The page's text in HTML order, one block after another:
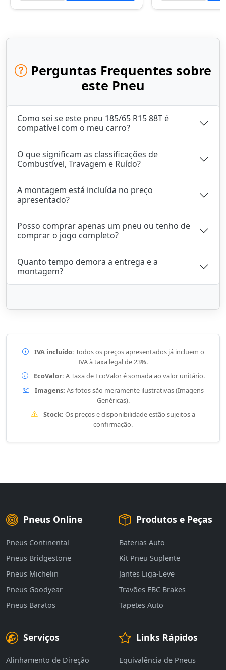
Perguntas Frequentes sobre
este Pneu
Como sei se este pneu 185/65 R15 88T é
compatível com o meu carro?
O que significam as classificações de
Combustível, Travagem e Ruído?
A montagem está incluída no preço
apresentado?
Posso comprar apenas um pneu ou tenho de
comprar o jogo completo?
Quanto tempo demora a entrega e a
montagem?
IVA incluído: Todos os preços apresentados já incluem o
IVA à taxa legal de 23%.
EcoValor: A Taxa de EcoValor é somada ao valor unitário.
Imagens: As fotos são meramente ilustrativas (Imagens
Genéricas).
Stock: Os preços e disponibilidade estão sujeitos a
confirmação.
Pneus Online
Pneus Continental
Pneus Bridgestone
Pneus Michelin
Pneus Goodyear
Pneus Baratos
Produtos e Peças
Baterias Auto
Kit Pneu Suplente
Jantes Liga-Leve
Travões EBC Brakes
Tapetes Auto
Serviços
Alinhamento de Direção
Links Rápidos
Equivalência de Pneus